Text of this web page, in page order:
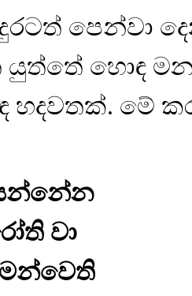
පෙන්වා
යුත්තේ හොඳ
හදවතක්. මේ
වා